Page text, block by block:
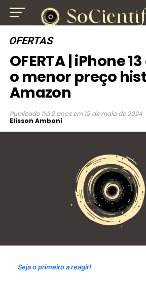
OFERTAS
OFERTA | iPhone
o menor preço
Amazon
Publicado há 2 anos em 19 de maio de 2024
Elisson Amboni
Seja o primeiro a reagir!